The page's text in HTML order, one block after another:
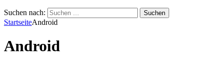
Suchen nach:
StartseiteAndroid
Android